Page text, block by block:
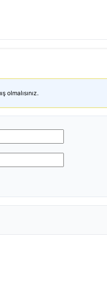
olmalısınız.